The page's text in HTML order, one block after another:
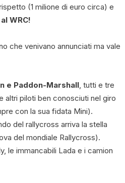
(1 milione di euro circa) e
WRC!
che venivano annunciati ma vale
e Paddon-Marshall, tutti e tre
altri piloti ben conosciuti nel giro
con la sua fidata Mini).
del rallycross arriva la stella
del mondiale Rallycross).
le immancabili Lada e i camion